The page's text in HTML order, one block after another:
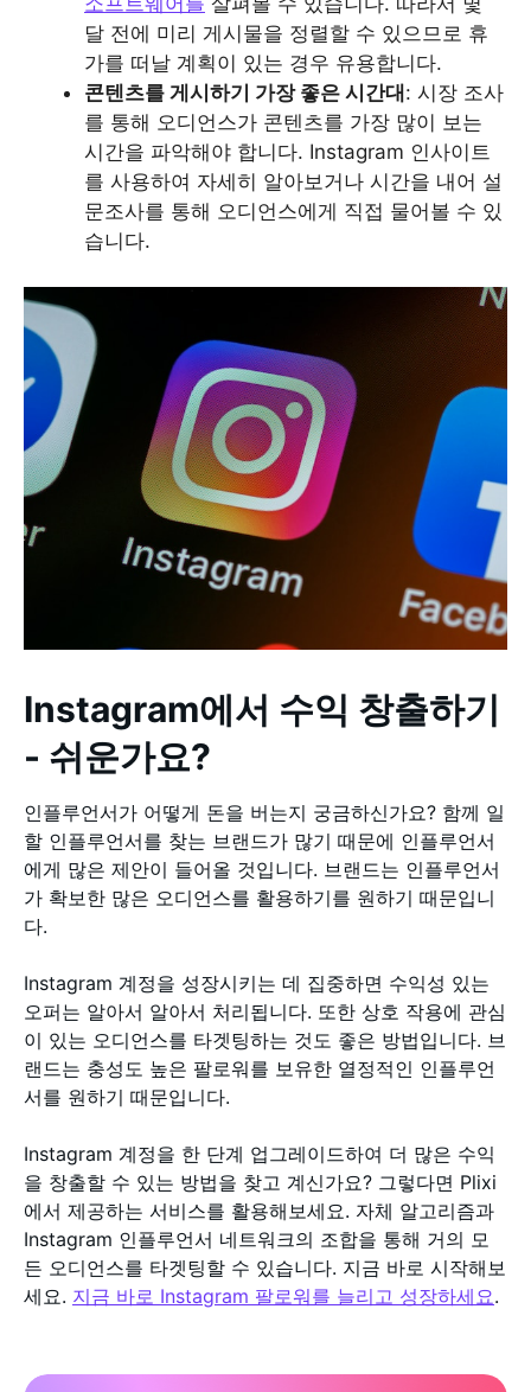
달 전에 미리 게시물을 정렬할 수 있으므로 휴
가를 떠날 계획이 있는 경우 유용합니다.
콘텐츠를 게시하기 가장 좋은 시간대 : 시장 조사
를 통해 오디언스가 콘텐츠를 가장 많이 보는
시간을 파악해야 합니다. Instagram 인사이트
를 사용하여 자세히 알아보거나 시간을 내어 설
문조사를 통해 오디언스에게 직접 물어볼 수 있
습니다.
Instagram에서 수익 창출하기
- 쉬운가요?
인플루언서가 어떻게 돈을 버는지 궁금하신가요? 함께 일
할 인플루언서를 찾는 브랜드가 많기 때문에 인플루언서
에게 많은 제안이 들어올 것입니다. 브랜드는 인플루언서
가 확보한 많은 오디언스를 활용하기를 원하기 때문입니
다.
Instagram 계정을 성장시키는 데 집중하면 수익성 있는
오퍼는 알아서 알아서 처리됩니다. 또한 상호 작용에 관심
이 있는 오디언스를 타겟팅하는 것도 좋은 방법입니다. 브
랜드는 충성도 높은 팔로워를 보유한 열정적인 인플루언
서를 원하기 때문입니다.
Instagram 계정을 한 단계 업그레이드하여 더 많은 수익
을 창출할 수 있는 방법을 찾고 계신가요? 그렇다면 Plixi
에서 제공하는 서비스를 활용해보세요. 자체 알고리즘과
Instagram 인플루언서 네트워크의 조합을 통해 거의 모
든 오디언스를 타겟팅할 수 있습니다. 지금 바로 시작해보
세요. 지금 바로 Instagram 팔로워를 늘리고 성장하세요.